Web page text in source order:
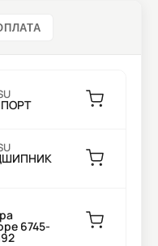
6745-